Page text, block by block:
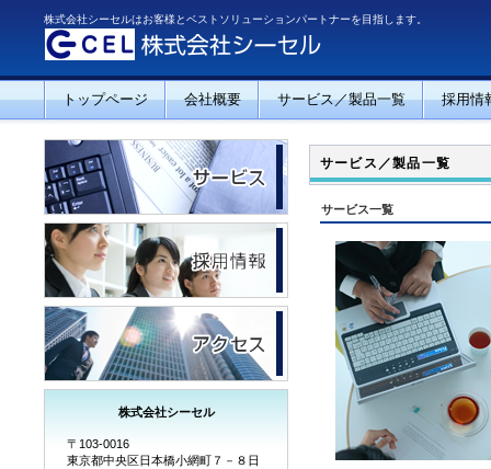
株式会社シーセルはお客様とベストソリューションパートナーを目指します。
サービス／製品一覧
サービス一覧
トップページ 会社概要 サービス／製品一覧 採用情
株式会社シーセル
〒103-0016
東京都中央区日本橋小網町７－８日